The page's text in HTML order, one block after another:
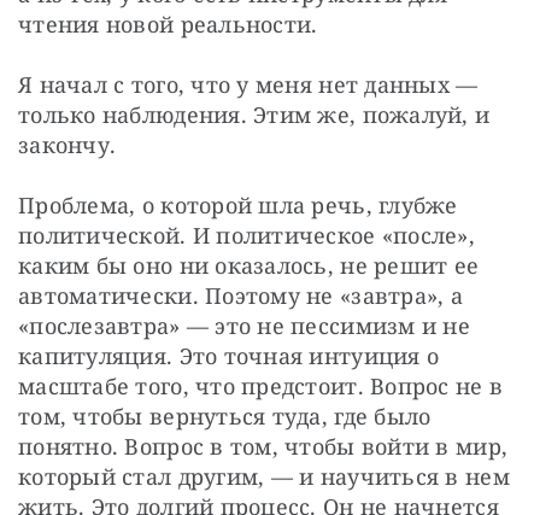
чтения новой реальности.
Я начал с того, что у меня нет данных —
только наблюдения. Этим же, пожалуй, и
закончу.
Проблема, о которой шла речь, глубже
политической. И политическое «после»,
каким бы оно ни оказалось, не решит ее
автоматически. Поэтому не «завтра», а
«послезавтра» — это не пессимизм и не
капитуляция. Это точная интуиция о
масштабе того, что предстоит. Вопрос не в
том, чтобы вернуться туда, где было
понятно. Вопрос в том, чтобы войти в мир,
который стал другим, — и научиться в нем
жить. Это долгий процесс. Он не начнется